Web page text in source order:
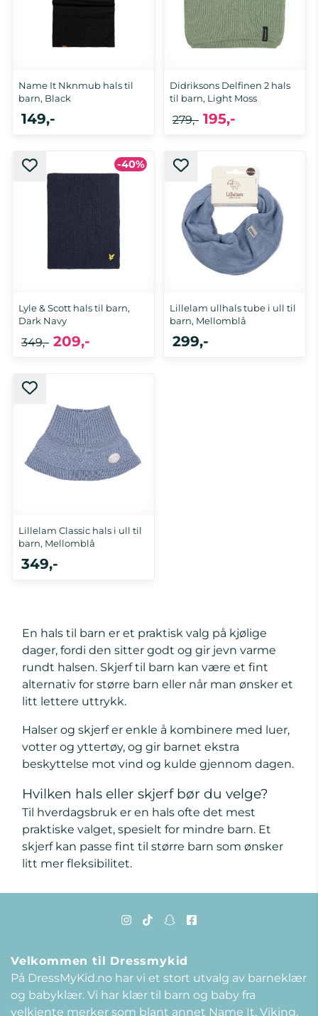
Name It Nknmub hals til
barn, Black
149,-
Didriksons Delfinen 2 hals
til barn, Light Moss
6-8 år
195,-
279,-
-40%
Lyle & Scott hals til barn,
Dark Navy
209,-
349,-
Lillelam ullhals tube i ull til
barn, Mellomblå
299,-
Lillelam Classic hals i ull til
barn, Mellomblå
349,-
En hals til barn er et praktisk valg på kjølige
dager, fordi den sitter godt og gir jevn varme
rundt halsen. Skjerf til barn kan være et fint
alternativ for større barn eller når man ønsker et
litt lettere uttrykk.
Halser og skjerf er enkle å kombinere med luer,
votter og yttertøy, og gir barnet ekstra
beskyttelse mot vind og kulde gjennom dagen.
Hvilken hals eller skjerf bør du velge?
Til hverdagsbruk er en hals ofte det mest
praktiske valget, spesielt for mindre barn. Et
skjerf kan passe fint til større barn som ønsker
litt mer fleksibilitet.
Velkommen til Dressmykid
På DressMyKid.no har vi et stort utvalg av barneklær
og babyklær. Vi har klær til barn og baby fra
velkjente merker som blant annet Name It, Viking,